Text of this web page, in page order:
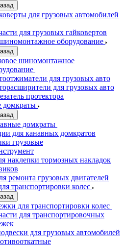
для грузовых автомобилей
для грузовых гайковертов
оборудование
шиномонтажное
для грузовых авто
для грузовых авто
протектора
домкраты
домкраты
для канавных домкратов
грузовые
наклепки тормозных накладок
ремонта грузовых двигателей
транспортировки колес
для транспортировки колес
для транспортировочных
для грузовых автомобилей